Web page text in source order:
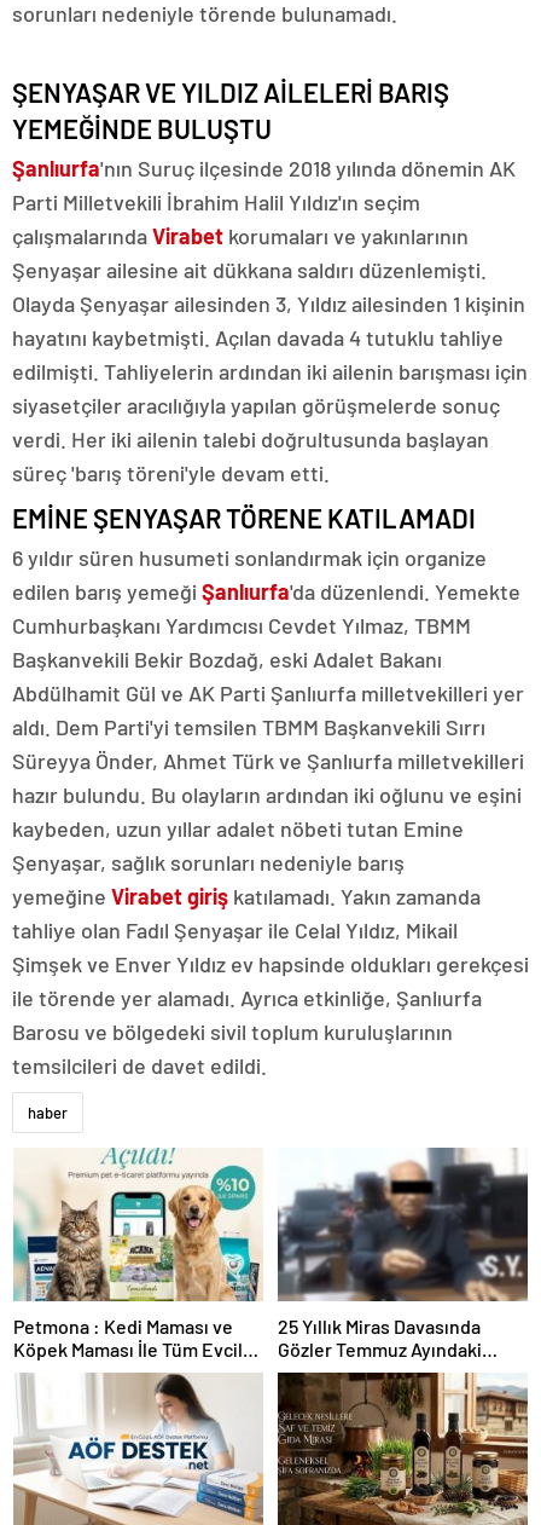
sorunları nedeniyle törende bulunamadı.
ŞENYAŞAR VE YILDIZ AİLELERİ BARIŞ
YEMEĞİNDE BULUŞTU
Şanlıurfa'nın Suruç ilçesinde 2018 yılında dönemin AK
Parti Milletvekili İbrahim Halil Yıldız'ın seçim
çalışmalarındaVirabet korumaları ve yakınlarının
Şenyaşar ailesine ait dükkana saldırı düzenlemişti.
Olayda Şenyaşar ailesinden 3, Yıldız ailesinden 1 kişinin
hayatını kaybetmişti. Açılan davada 4 tutuklu tahliye
edilmişti. Tahliyelerin ardından iki ailenin barışması için
siyasetçiler aracılığıyla yapılan görüşmelerde sonuç
verdi. Her iki ailenin talebi doğrultusunda başlayan
süreç 'barış töreni'yle devam etti.
EMİNE ŞENYAŞAR TÖRENE KATILAMADI
6 yıldır süren husumeti sonlandırmak için organize
edilen barış yemeği Şanlıurfa'da düzenlendi. Yemekte
Cumhurbaşkanı Yardımcısı Cevdet Yılmaz, TBMM
Başkanvekili Bekir Bozdağ, eski Adalet Bakanı
Abdülhamit Gül ve AK Parti Şanlıurfa milletvekilleri yer
aldı. Dem Parti'yi temsilen TBMM Başkanvekili Sırrı
Süreyya Önder, Ahmet Türk ve Şanlıurfa milletvekilleri
hazır bulundu. Bu olayların ardından iki oğlunu ve eşini
kaybeden, uzun yıllar adalet nöbeti tutan Emine
Şenyaşar, sağlık sorunları nedeniyle barış
yemeğine Virabet giriş katılamadı. Yakın zamanda
tahliye olan Fadıl Şenyaşar ile Celal Yıldız, Mikail
Şimşek ve Enver Yıldız ev hapsinde oldukları gerekçesi
ile törende yer alamadı. Ayrıca etkinliğe, Şanlıurfa
Barosu ve bölgedeki sivil toplum kuruluşlarının
temsilcileri de davet edildi.
haber
Petmona : Kedi Maması ve
Köpek Maması İle Tüm Evcil
Hayvan Ürünleri
25 Yıllık Miras Davasında
Gözler Temmuz Ayındaki
Karar Duruşmasına Çevrildi